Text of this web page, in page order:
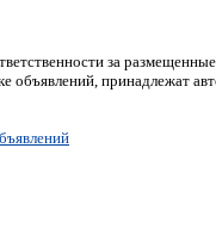
за
объявлений, принадлежат